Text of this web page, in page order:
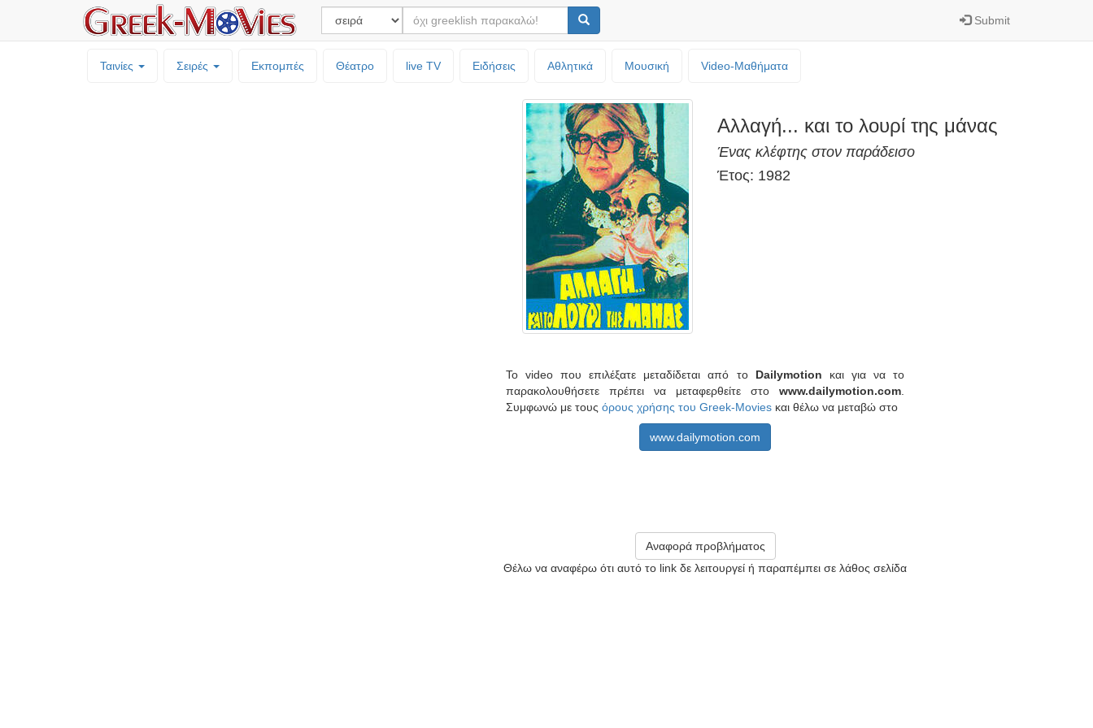
Submit
Ταινίες Σειρές Εκπομπές Θέατρο live TV Ειδήσεις Αθλητικά Μουσική Video-Mαθήματα
Αλλαγή... και το λουρί της μάνας
Ένας κλέφτης στον παράδεισο
Έτος: 1982
Το video που επιλέξατε μεταδίδεται από το Dailymotion και για να το
παρακολουθήσετε πρέπει να μεταφερθείτε στο www.dailymotion.com.
Συμφωνώ με τους όρους χρήσης του Greek-Moviesκαι θέλω να μεταβώ στο
www.dailymotion.com
Αναφορά προβλήματος
Θέλω να αναφέρω ότι αυτό το link δε λειτουργεί ή παραπέμπει σε λάθος σελίδα